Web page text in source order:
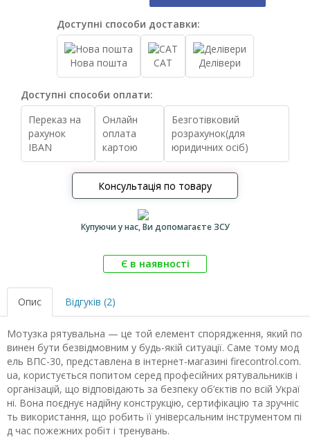
Доступні способи доставки:
Нова пошта САТ Делівери
Доступні способи оплати:
Переказ на
рахунок
IBAN
Онлайн
оплата
картою
Безготівковий
розрахунок(для
юридичних осіб)
Консультація по товару
Купуючи у нас, Ви допомагаєте ЗСУ
Є в наявності
Опис Відгуків (2)
Мотузка рятувальна — це той елемент спорядження, який по
винен бути безвідмовним у будь-якій ситуації. Саме тому мод
ель ВПС-30, представлена в інтернет-магазині firecontrol.com.
ua, користується попитом серед професійних рятувальників і
організацій, що відповідають за безпеку об’єктів по всій Украї
ні. Вона поєднує надійну конструкцію, сертифікацію та зручніс
ть використання, що робить її універсальним інструментом пі
д час пожежних робіт і тренувань.